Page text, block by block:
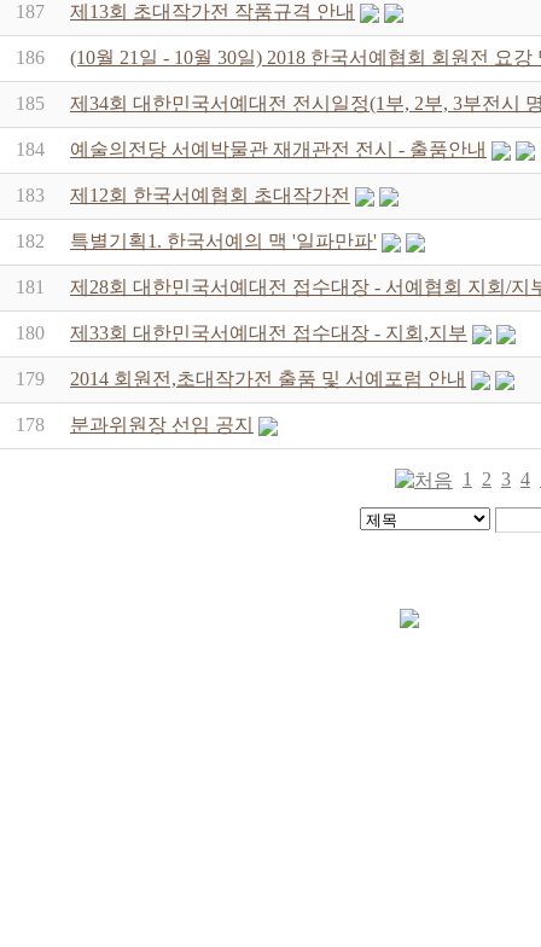
187 제13회 초대작가전 작품규격 안내
186 (10월 21일 - 10월 30일) 2018 한국서예협회 회원전 요강
185 제34회 대한민국서예대전 전시일정(1부, 2부, 3부전시
184 예술의전당 서예박물관 재개관전 전시 - 출품안내
183 제12회 한국서예협회 초대작가전
182 특별기획1. 한국서예의 맥 '일파만파'
181 제28회 대한민국서예대전 접수대장 - 서예협회 지회/지
180 제33회 대한민국서예대전 접수대장 - 지회,지부
179 2014 회원전,초대작가전 출품 및 서예포럼 안내
178 분과위원장 선임 공지
1 2 3 4